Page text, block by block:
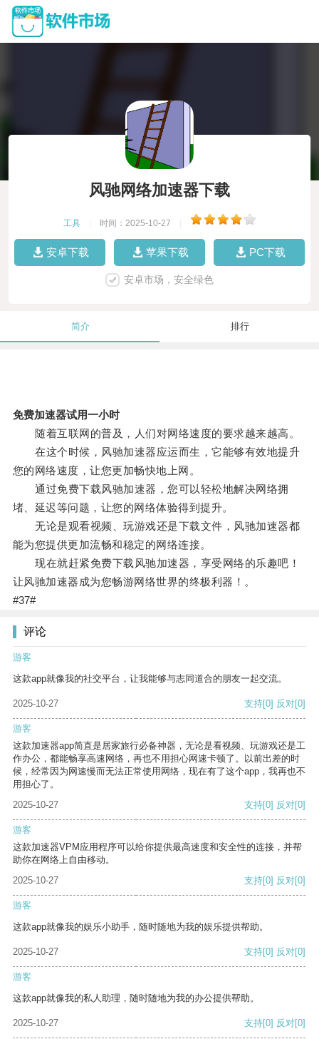
风驰网络加速器下载
工具 时间：2025-10-27
安卓下载 苹果下载 PC下载
安卓市场，安全绿色
简介 排行
免费加速器试用一小时
随着互联网的普及，人们对网络速度的要求越来越高。
在这个时候，风驰加速器应运而生，它能够有效地提升
您的网络速度，让您更加畅快地上网。
通过免费下载风驰加速器，您可以轻松地解决网络拥
堵、延迟等问题，让您的网络体验得到提升。
无论是观看视频、玩游戏还是下载文件，风驰加速器都
能为您提供更加流畅和稳定的网络连接。
现在就赶紧免费下载风驰加速器，享受网络的乐趣吧！
让风驰加速器成为您畅游网络世界的终极利器！。
#37#
评论
游客
这款app就像我的社交平台，让我能够与志同道合的朋友一起交流。
2025-10-27 支持[0] 反对[0]
游客
这款加速器app简直是居家旅行必备神器，无论是看视频、玩游戏还是工
作办公，都能畅享高速网络，再也不用担心网速卡顿了。以前出差的时
候，经常因为网速慢而无法正常使用网络，现在有了这个app，我再也不
用担心了。
2025-10-27
支持[0] 反对[0]
游客
这款加速器VPM应用程序可以给你提供最高速度和安全性的连接，并帮
助你在网络上自由移动。
2025-10-27
支持[0] 反对[0]
游客
这款app就像我的娱乐小助手，随时随地为我的娱乐提供帮助。
2025-10-27 支持[0] 反对[0]
游客
这款app就像我的私人助理，随时随地为我的办公提供帮助。
2025-10-27 支持[0] 反对[0]